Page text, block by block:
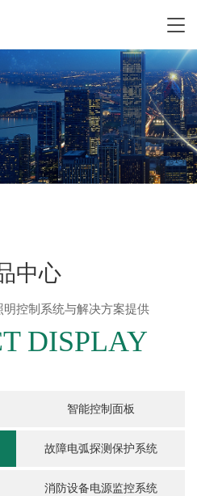
中心
控制系统与解决方案提供
DISPLAY
智能控制面板
故障电弧探测保护系统
消防设备电源监控系统